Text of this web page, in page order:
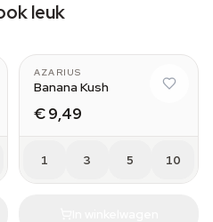
leuk
AZARIUS
Banana Kush
€ 9,49
1 3 5 10